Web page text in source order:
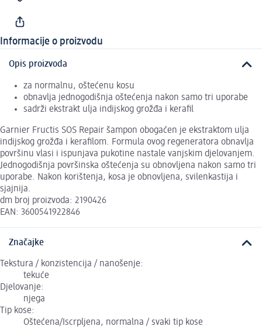
Informacije o proizvodu
Opis proizvoda
za normalnu, oštećenu kosu
obnavlja jednogodišnja oštećenja nakon samo tri uporabe
sadrži ekstrakt ulja indijskog grožđa i kerafil
Garnier Fructis SOS Repair šampon obogaćen je ekstraktom ulja
indijskog grožđa i kerafilom. Formula ovog regeneratora obnavlja
površinu vlasi i ispunjava pukotine nastale vanjskim djelovanjem.
Jednogodišnja površinska oštećenja su obnovljena nakon samo tri
uporabe. Nakon korištenja, kosa je obnovljena, svilenkastija i
sjajnija.
dm broj proizvoda: 2190426
EAN: 3600541922846
Značajke
Tekstura / konzistencija / nanošenje:
tekuće
Djelovanje:
njega
Tip kose:
Oštećena/Iscrpljena, normalna / svaki tip kose